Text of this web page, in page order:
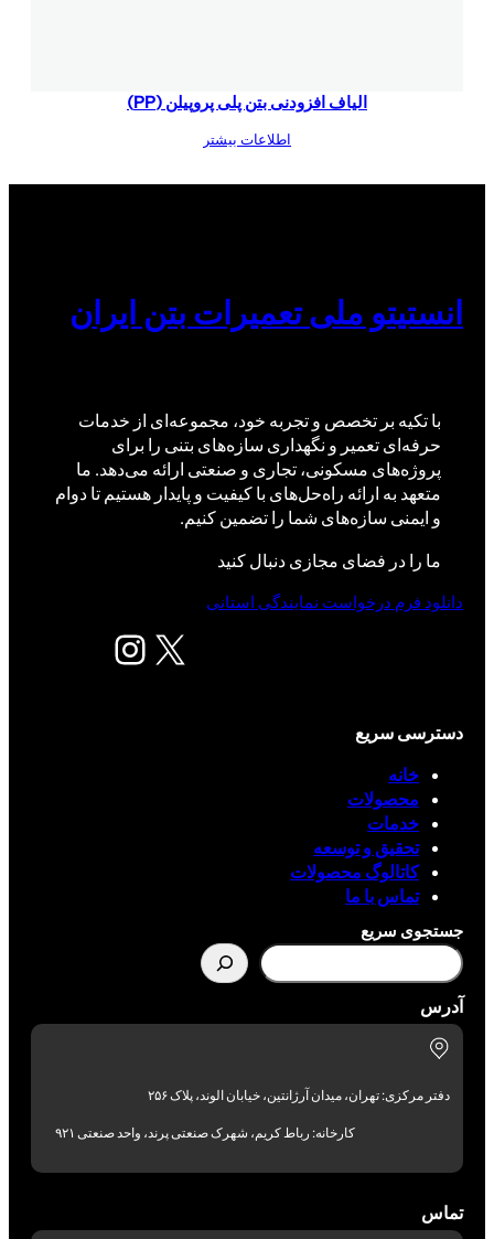
الیاف افزودنی بتن پلی پروپیلن (PP)
اطلاعات بیشتر
انستیتو ملی تعمیرات بتن ایران
با تکیه بر تخصص و تجربه خود، مجموعه‌ای از خدمات
حرفه‌ای تعمیر و نگهداری سازه‌های بتنی را برای
پروژه‌های مسکونی، تجاری و صنعتی ارائه می‌دهد. ما
متعهد به ارائه راه‌حل‌های با کیفیت و پایدار هستیم تا دوام
و ایمنی سازه‌های شما را تضمین کنیم.
ما را در فضای مجازی دنبال کنید
X اینستاگرم
دانلود فرم درخواست نمایندگی استانی
دسترسی سریع
خانه
محصولات
خدمات
تحقیق و توسعه
کاتالوگ محصولات
تماس با ما
جستجوی سریع
آدرس
دفتر مرکزی: تهران، میدان آرژانتین، خیابان الوند، پلاک ۲۵۶
کارخانه: رباط کریم، شهرک صنعتی پرند، واحد صنعتی ۹۲۱
تماس